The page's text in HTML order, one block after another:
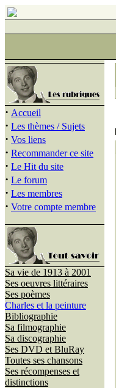
· Accueil
· Les thèmes / Sujets
· Vos liens
· Recommander ce site
· Le Hit du site
· Le forum
· Les membres
· Votre compte membre
Sa vie de 1913 à 2001
Ses oeuvres littéraires
Ses poèmes
Charles et la peinture
Bibliographie
Sa filmographie
Sa discographie
Ses DVD et BluRay
Toutes ses chansons
Ses récompenses et
distinctions